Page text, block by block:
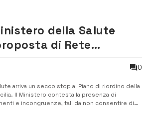
della Salute
di Rete
0
arriva un secco stop al Piano di riordino della
Il Ministero contesta la presenza di
e incongruenze, tali da non consentire di
la valutazione del Piano da parte ...